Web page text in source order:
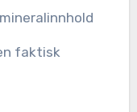
faktisk